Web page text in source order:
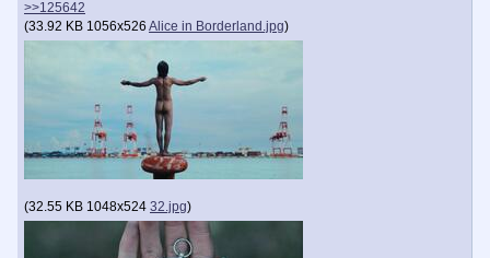
>>125642
(33.92 KB 1056x526 Alice in Borderland.jpg)
(32.55 KB 1048x524 32.jpg)